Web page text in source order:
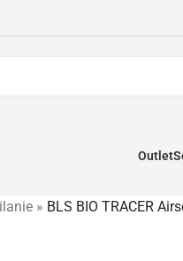
Outlet
» BLS BIO TRACER